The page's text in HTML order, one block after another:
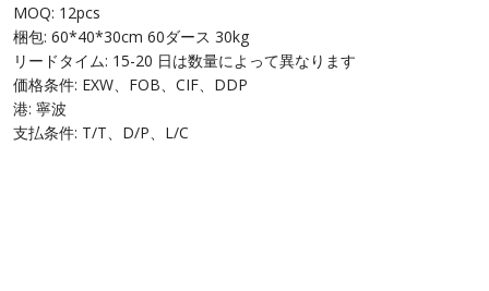
MOQ: 12pcs
梱包: 60*40*30cm 60ダース 30kg
リードタイム: 15-20 日は数量によって異なります
価格条件: EXW、FOB、CIF、DDP
港: 寧波
支払条件: T/T、D/P、L/C